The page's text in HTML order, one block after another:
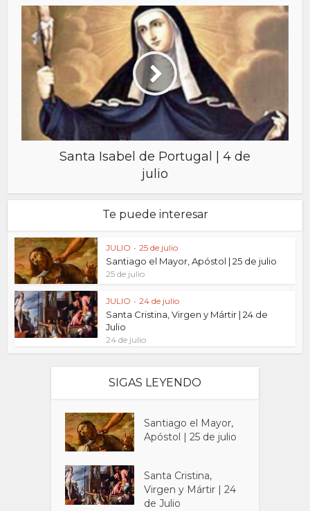
Santa Isabel de Portugal | 4 de
julio
Te puede interesar
JULIO • 25 de julio
Santiago el Mayor, Apóstol | 25 de julio
25 de julio
JULIO • 24 de julio
Santa Cristina, Virgen y Mártir | 24 de
Julio
24 de julio
SIGAS LEYENDO
Santiago el Mayor,
Apóstol | 25 de julio
Santa Cristina,
Virgen y Mártir | 24
de Julio